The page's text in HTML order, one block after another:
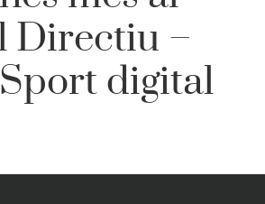
Directiu –
digital